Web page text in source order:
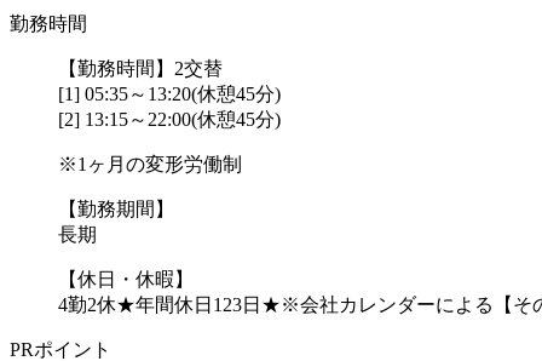
勤務時間
【勤務時間】2交替
[1] 05:35～13:20(休憩45分)
[2] 13:15～22:00(休憩45分)
※1ヶ月の変形労働制
【勤務期間】
長期
【休日・休暇】
4勤2休★年間休日123日★※会社カレンダーによる【そ
PRポイント